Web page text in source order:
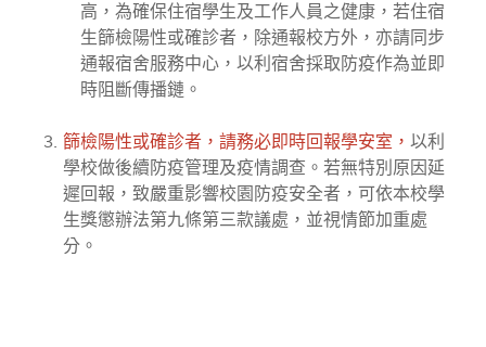
高，為確保住宿學生及工作人員之健康，若住宿
生篩檢陽性或確診者，除通報校方外，亦請同步
通報宿舍服務中心，以利宿舍採取防疫作為並即
時阻斷傳播鏈。
篩檢陽性或確診者，請務必即時回報學安室， 以利
學校做後續防疫管理及疫情調查。若無特別原因延
遲回報，致嚴重影響校園防疫安全者，可依本校學
生獎懲辦法第九條第三款議處，並視情節加重處
分。